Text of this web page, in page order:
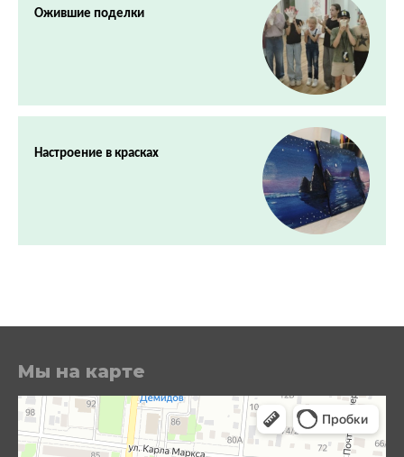
Ожившие поделки
Настроение в красках
Мы на карте